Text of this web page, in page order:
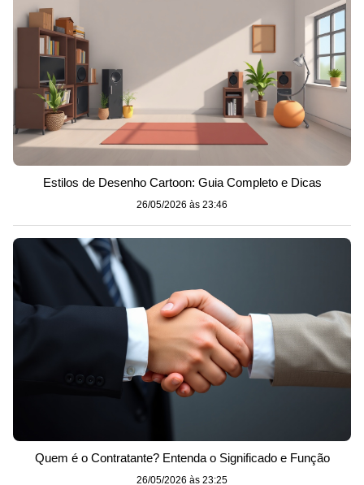
Estilos de Desenho Cartoon: Guia Completo e Dicas
26/05/2026 às 23:46
Quem é o Contratante? Entenda o Significado e Função
26/05/2026 às 23:25